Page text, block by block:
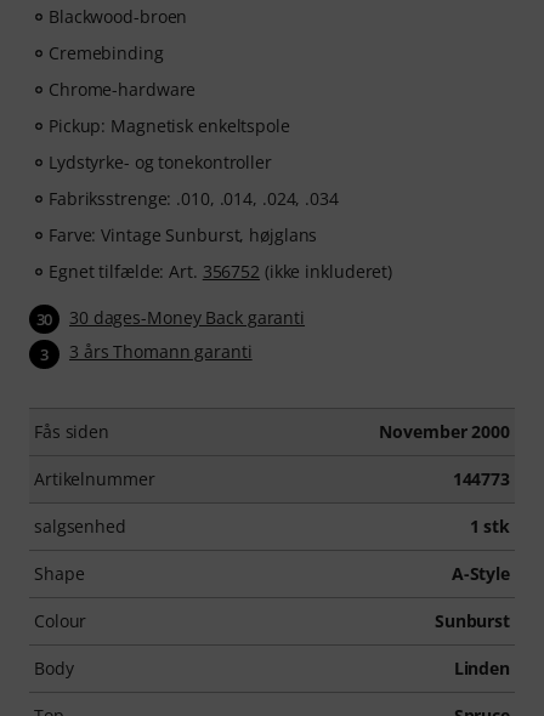
Blackwood-broen
Cremebinding
Chrome-hardware
Pickup: Magnetisk enkeltspole
Lydstyrke- og tonekontroller
Fabriksstrenge: .010, .014, .024, .034
Farve: Vintage Sunburst, højglans
Egnet tilfælde: Art. 356752 (ikke inkluderet)
30 30 dages-Money Back garanti
3 3 års Thomann garanti
Fås siden November 2000
Artikelnummer 144773
salgsenhed 1 stk
Shape A-Style
Colour Sunburst
Body Linden